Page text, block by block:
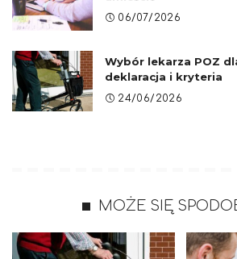
06/07/2026
Wybór lekarza POZ
deklaracja i kryteria
24/06/2026
MOŻE SIĘ